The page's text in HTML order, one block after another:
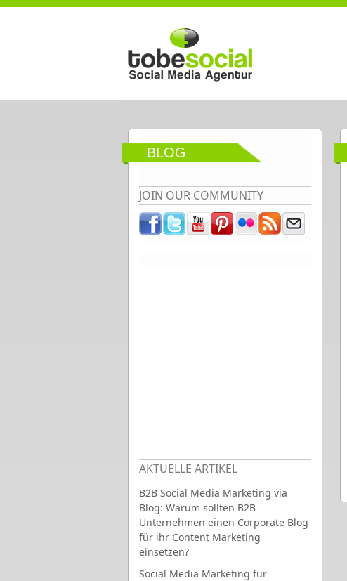
Direkt zum Inhalt
BLOG
JOIN OUR COMMUNITY
AKTUELLE ARTIKEL
B2B Social Media Marketing via
Blog: Warum sollten B2B
Unternehmen einen Corporate Blog
für ihr Content Marketing
einsetzen?
Social Media Marketing für